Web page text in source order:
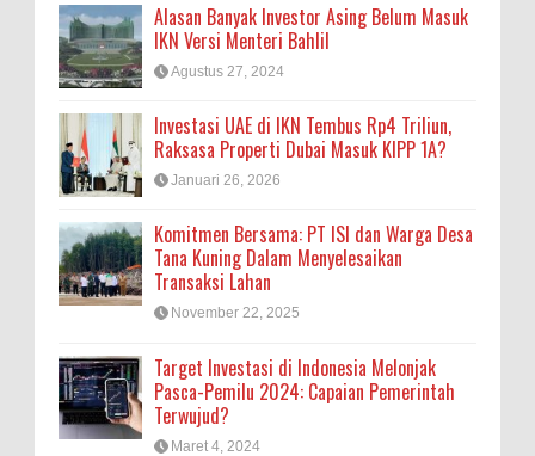
Alasan Banyak Investor Asing Belum Masuk
IKN Versi Menteri Bahlil
Agustus 27, 2024
Investasi UAE di IKN Tembus Rp4 Triliun,
Raksasa Properti Dubai Masuk KIPP 1A?
Januari 26, 2026
Komitmen Bersama: PT ISI dan Warga Desa
Tana Kuning Dalam Menyelesaikan
Transaksi Lahan
November 22, 2025
Target Investasi di Indonesia Melonjak
Pasca-Pemilu 2024: Capaian Pemerintah
Terwujud?
Maret 4, 2024